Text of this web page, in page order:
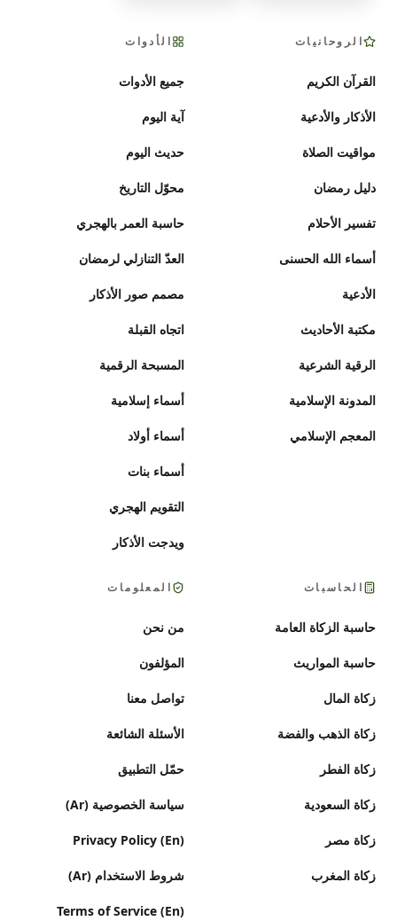
الروحانيات
القرآن الكريم
الأذكار والأدعية
مواقيت الصلاة
دليل رمضان
تفسير الأحلام
أسماء الله الحسنى
الأدعية
مكتبة الأحاديث
الرقية الشرعية
المدونة الإسلامية
المعجم الإسلامي
الأدوات
جميع الأدوات
آية اليوم
حديث اليوم
محوّل التاريخ
حاسبة العمر بالهجري
العدّ التنازلي لرمضان
مصمم صور الأذكار
اتجاه القبلة
المسبحة الرقمية
أسماء إسلامية
أسماء أولاد
أسماء بنات
التقويم الهجري
ويدجت الأذكار
الحاسبات
حاسبة الزكاة العامة
حاسبة المواريث
زكاة المال
زكاة الذهب والفضة
زكاة الفطر
زكاة السعودية
زكاة مصر
زكاة المغرب
المعلومات
من نحن
المؤلفون
تواصل معنا
الأسئلة الشائعة
حمّل التطبيق
سياسة الخصوصية (Ar)
Privacy Policy (En)
شروط الاستخدام (Ar)
Terms of Service (En)